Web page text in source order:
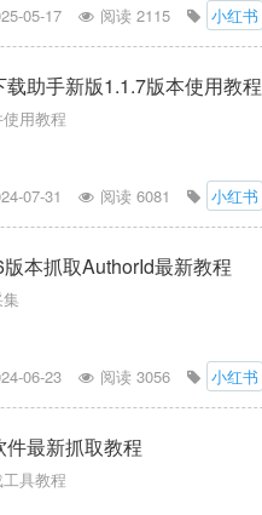
05-17 阅读 2115 小红书
助手新版1.1.7版本使用教程
用教程
07-31 阅读 6081 小红书
本抓取AuthorId最新教程
06-23 阅读 3056 小红书
最新抓取教程
具教程